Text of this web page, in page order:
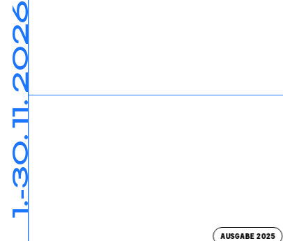
1.-30. 11. 2026
AUSGABE 2025